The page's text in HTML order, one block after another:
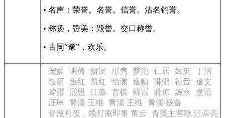
• 名声：荣誉。名誉。信誉。沽名钓誉。
• 称扬，赞美：毁誉。交口称誉。
• 古同“豫”，欢乐。
宠媛 明倚 妍淤 彤隽 梦池 仁居 媱英
丁洁
馥丽
鱼红 凯红 怡澜 逸帧 琳湘 祯音
逢文
莺露
熙恩 江淼 言棋 鲸诋 雅琼 婉永
意语
汪琳
青溪 王维 青溪 王维
青溪 杨备
青溪月夜，续灯庵即事 黄云
青溪主客歌 汪崇亮